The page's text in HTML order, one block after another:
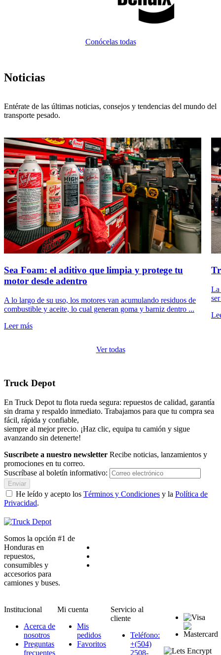
Conócelas todas
Noticias
Entérate de las últimas noticias, consejos y tendencias del mundo del
transporte pesado.
Sea Foam: el aditivo que limpia y protege tu
motor desde adentro
A lo largo de su uso, los motores van acumulando residuos de
combustible y aceite, lo cual generan goma y barniz dentro ...
Leer más
La
Ver todas
Truck Depot
En Truck Depot tu flota rueda segura: repuestos de calidad, garantía
sin drama y respaldo inmediato. Trabajamos para que tu compra sea
fácil, rápida y confiable,
siempre al mejor precio. ¡Haz clic, equipa tu camión y sigue
avanzando sin detenerte!
Suscríbete a nuestro newsletter Recibe noticias, lanzamientos y
promociones en tu correo.
Suscríbase al boletín informativo:
Enviar
He leído y acepto los Términos y Condiciones y la Política de
Privacidad.
Somos la opción #1 de
Honduras en
repuestos,
consumibles y
accesorios para
camiones y buses.
Institucional
Acerca de
nosotros
Preguntas
frecuentes
Mi cuenta
Mis
pedidos
Favoritos
Servicio al
cliente
Teléfono:
+(504)
2508-